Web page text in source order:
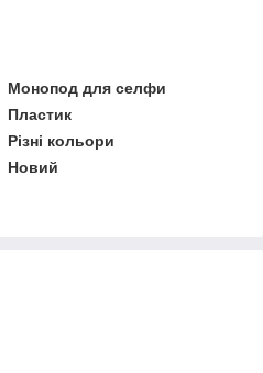
Монопод для селфи
Пластик
Різні кольори
Новий